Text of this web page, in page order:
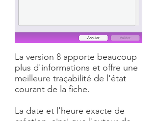
La version 8 apporte beaucoup
plus d'informations et offre une
meilleure traçabilité de l'état
courant de la fiche.
La date et l'heure exacte de